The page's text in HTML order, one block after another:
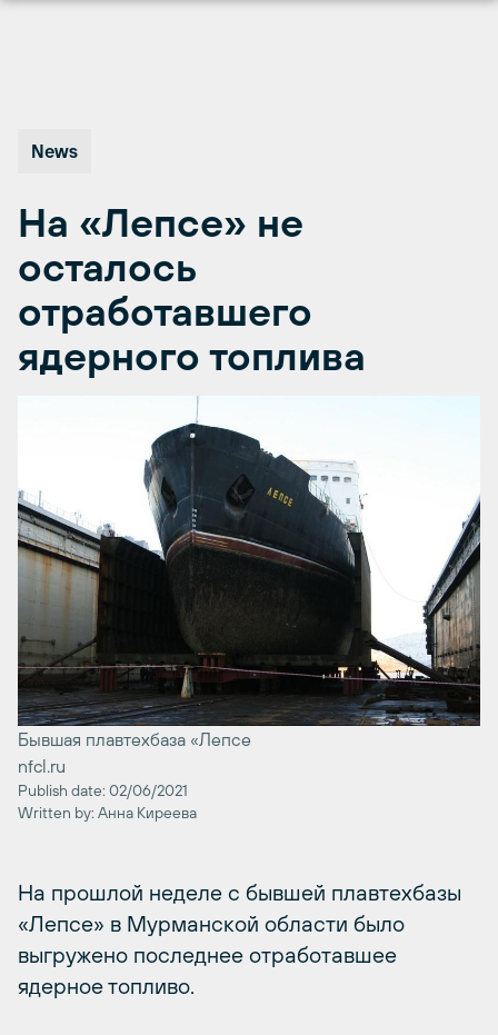
News
На «Лепсе» не
осталось
отработавшего
ядерного топлива
Бывшая плавтехбаза «Лепсе
nfcl.ru
Publish date: 02/06/2021
Written by: Анна Киреева
На прошлой неделе с бывшей плавтехбазы
«Лепсе» в Мурманской области было
выгружено последнее отработавшее
ядерное топливо.